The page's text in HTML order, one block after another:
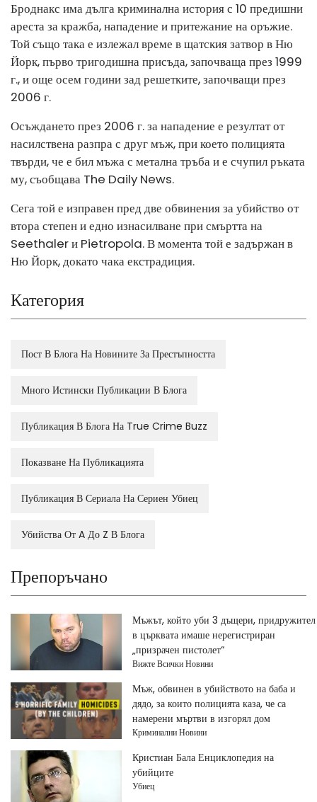
Броднакс има дълга криминална история с 10 предишни
ареста за кражба, нападение и притежание на оръжие.
Той също така е излежал време в щатския затвор в Ню
Йорк, първо тригодишна присъда, започваща през 1999
г., и още осем години зад решетките, започващи през
2006 г.
Осъждането през 2006 г. за нападение е резултат от
насилствена разпра с друг мъж, при което полицията
твърди, че е бил мъжа с метална тръба и е счупил ръката
му, съобщава The Daily News.
Сега той е изправен пред две обвинения за убийство от
втора степен и едно изнасилване при смъртта на
Seethaler и Pietropola. В момента той е задържан в
Ню Йорк, докато чака екстрадиция.
Категория
Пост В Блога На Новините За Престъпността
Много Истински Публикации В Блога
Публикация В Блога На True Crime Buzz
Показване На Публикацията
Публикация В Сериала На Сериен Убиец
Убийства От A До Z В Блога
Препоръчано
Мъжът, който уби 3 дъщери, придружител
в църквата имаше нерегистриран
„призрачен пистолет“
Вижте Всички Новини
Мъж, обвинен в убийството на баба и
дядо, за които полицията каза, че са
намерени мъртви в изгорял дом
Криминални Новини
Кристиан Бала Енциклопедия на
убийците
Убиец